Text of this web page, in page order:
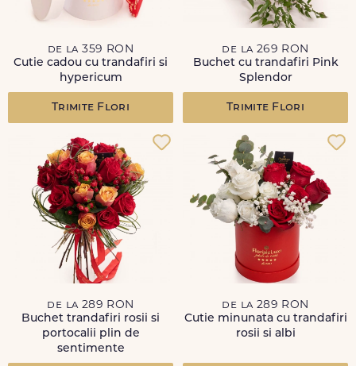
de la 359 RON
Cutie cadou cu trandafiri si
hypericum
Trimite Flori
de la 269 RON
Buchet cu trandafiri Pink
Splendor
Trimite Flori
de la 289 RON
Buchet trandafiri rosii si
portocalii plin de
sentimente
de la 289 RON
Cutie minunata cu trandafiri
rosii si albi